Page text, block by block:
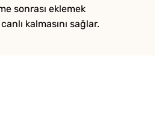
sonrası eklemek
kalmasını sağlar.